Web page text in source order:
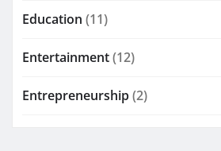
Education (11)
Entertainment(12)
Entrepreneurship(2)